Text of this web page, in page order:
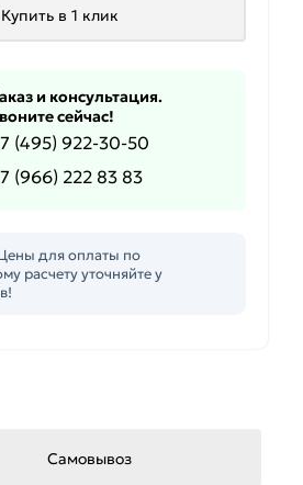
Купить в 1 клик
и консультация.
сейчас!
(495) 922-30-50
(966) 222 83 83
для оплаты по
расчету уточняйте у
Самовывоз